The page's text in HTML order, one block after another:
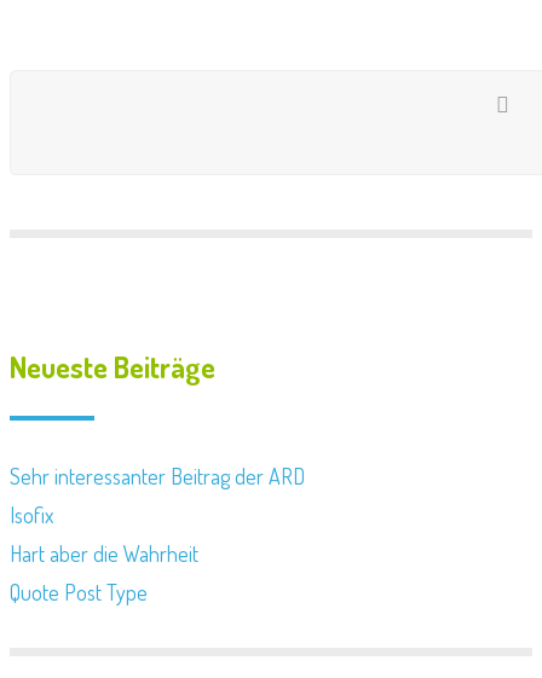
Neueste Beiträge
Sehr interessanter Beitrag der ARD
Isofix
Hart aber die Wahrheit
Quote Post Type